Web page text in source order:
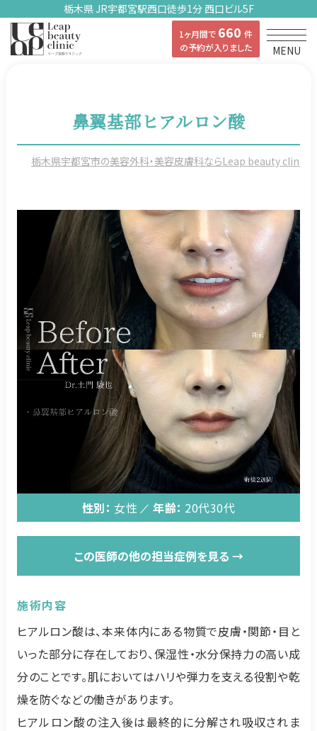
栃木県 JR宇都宮駅西口徒歩1分 西口ビル5F
1ヶ月間で 660 件
の予約が入りました
MENU
鼻翼基部ヒアルロン酸
栃木県宇都宮市の美容外科・美容皮膚科ならLeap beauty clinic
性別： 女性 年齢： 20代30代
この医師の他の担当症例を見る →
施術内容
ヒアルロン酸は、本来体内にある物質で皮膚・関節・目と
いった部分に存在しており、保湿性・水分保持力の高い成
分のことです。肌においてはハリや弾力を支える役割や乾
燥を防ぐなどの働きがあります。
ヒアルロン酸の注入後は最終的に分解され吸収されま